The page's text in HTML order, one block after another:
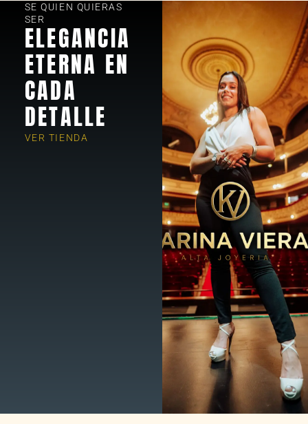
SE QUIEN QUIERAS
SER
ELEGANCIA
ETERNA EN
CADA
DETALLE
VER TIENDA